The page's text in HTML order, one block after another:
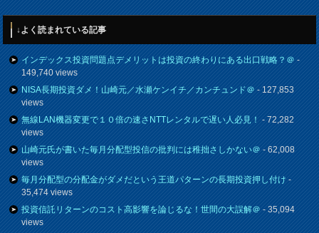
↓よく読まれている記事
インデックス投資問題点デメリットは投資の終わりにある出口戦略？＠-
149,740 views
NISA長期投資ダメ！山崎元／水瀬ケンイチ／カンチュンド＠- 127,853
views
無線LAN機器変更で１０倍の速さNTTレンタルで遅い人必見！- 72,282
views
山崎元氏が書いた毎月分配型投信の批判には稚拙さしかない＠- 62,008
views
毎月分配型の分配金がダメだという王道パターンの長期投資押し付け-
35,474 views
投資信託リターンのコスト高影響を論じるな！世間の大誤解＠- 35,094
views